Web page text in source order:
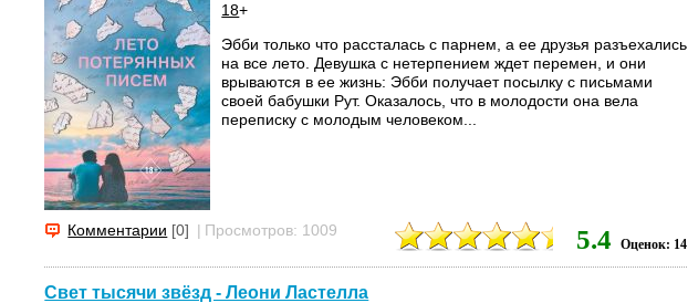
18+
Эбби только что рассталась с парнем, а ее друзья разъехались
на все лето. Девушка с нетерпением ждет перемен, и они
врываются в ее жизнь: Эбби получает посылку с письмами
своей бабушки Рут. Оказалось, что в молодости она вела
переписку с молодым человеком...
Комментарии [0] | Просмотров: 1009 5.4 Оценок: 14
Свет тысячи звёзд - Леони Ластелла